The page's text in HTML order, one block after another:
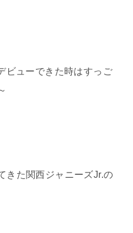
ビューできた時はすっご
きた関西ジャニーズJr.の